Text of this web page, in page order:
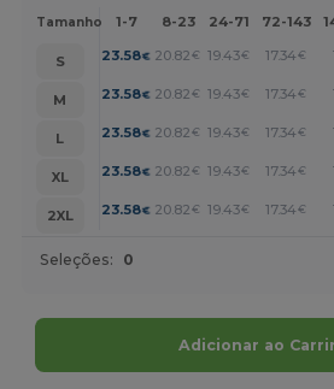
Tamanho 1-7 8-23 24-71 72-143
S 23.58€ 20.82 € 19.43€ 17.34 €
M
23.58€ 20.82 € 19.43€ 17.34 €
L
23.58€ 20.82 € 19.43€ 17.34 €
XL
23.58€ 20.82 € 19.43€ 17.34 €
2XL
23.58€ 20.82 € 19.43€ 17.34 €
Seleções: 0
Adicionar ao